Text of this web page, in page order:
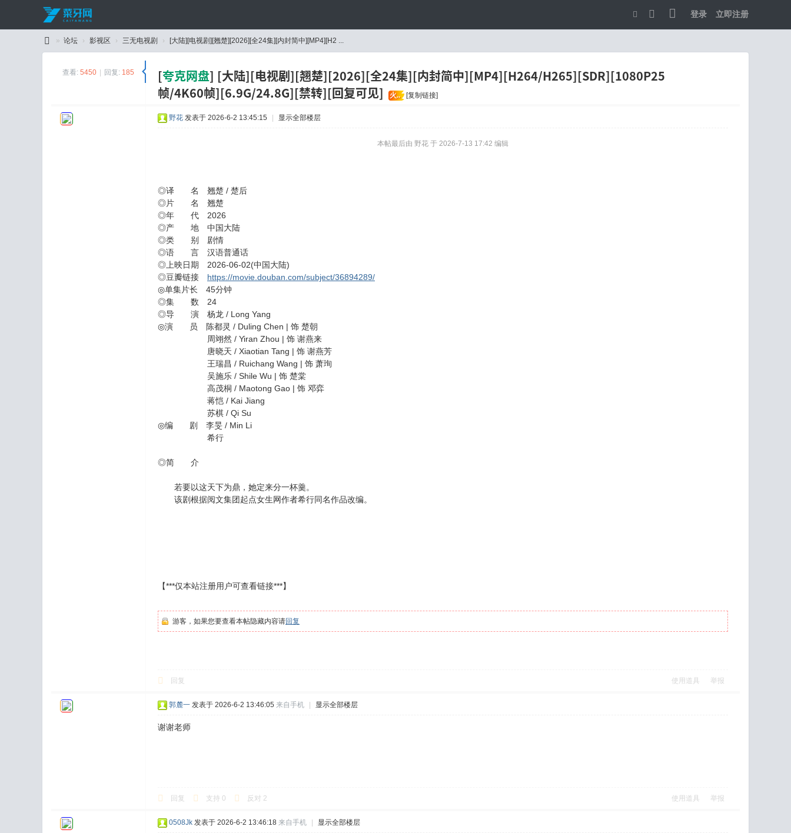
登录 立即注册
换
到
» 论坛 › 影视区 › 三无电视剧 › [大陆][电视剧][翘楚][2026][全24集][内封简中][MP4][H2 ...
查看: 5450 回复: 185 [夸克网盘] [大陆][电视剧][翘楚][2026][全24集][内封简中][MP4][H264/H265][SDR][1080P25
帧/4K60帧][6.9G/24.8G][禁转][回复可见]
火.. [复制链接]
野花 发表于 2026-6-2 13:45:15 显示全部楼层
本帖最后由 野花 于 2026-7-13 17:42 编辑
◎译 名 翘楚 / 楚后
◎片 名 翘楚
◎年 代 2026
◎产 地 中国大陆
◎类 别 剧情
◎语 言 汉语普通话
◎上映日期 2026-06-02(中国大陆)
◎豆瓣链接 https://movie.douban.com/subject/36894289/
◎单集片长 45分钟
◎集 数 24
◎导 演 杨龙 / Long Yang
◎演 员 陈都灵 / Duling Chen | 饰 楚朝
周翊然 / Yiran Zhou | 饰 谢燕来
唐晓天 / Xiaotian Tang | 饰 谢燕芳
王瑞昌 / Ruichang Wang | 饰 萧珣
吴施乐 / Shile Wu | 饰 楚棠
高茂桐 / Maotong Gao | 饰 邓弈
蒋恺 / Kai Jiang
苏棋 / Qi Su
◎编 剧 李旻 / Min Li
希行
◎简 介
若要以这天下为鼎，她定来分一杯羹。
该剧根据阅文集团起点女生网作者希行同名作品改编。
【***仅本站注册用户可查看链接***】
游客，如果您要查看本帖隐藏内容请回复
回复 使用道具 举报
郭麓一 发表于 2026-6-2 13:46:05 来自手机 显示全部楼层
谢谢老师
回复 支持 0 反对 2 使用道具 举报
0508Jk 发表于 2026-6-2 13:46:18 来自手机 显示全部楼层